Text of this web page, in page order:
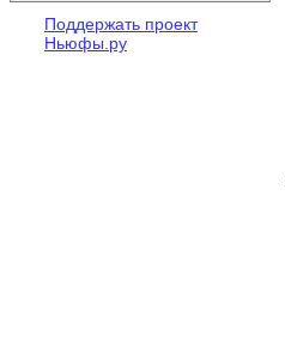
Поддержать проект
Ньюфы.ру